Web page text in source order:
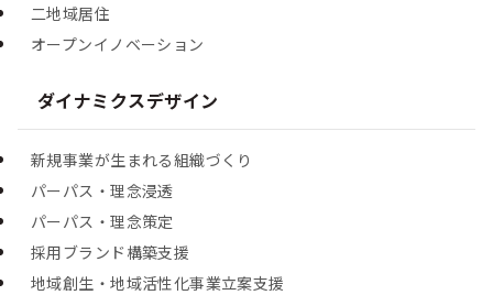
二地域居住
オープンイノベーション
ダイナミクスデザイン
新規事業が生まれる組織づくり
パーパス・理念浸透
パーパス・理念策定
採用ブランド構築支援
地域創生・地域活性化事業立案支援